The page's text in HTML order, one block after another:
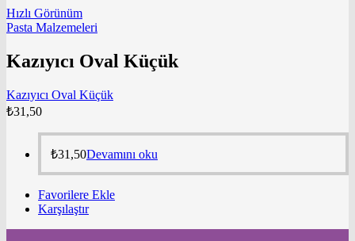
Hızlı Görünüm
Pasta Malzemeleri
Kazıyıcı Oval Küçük
Kazıyıcı Oval Küçük
₺31,50
₺31,50Devamını oku
Favorilere Ekle
Karşılaştır